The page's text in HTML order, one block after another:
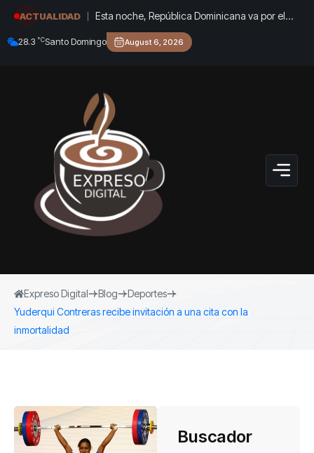
ACTUALIDAD
Esta noche, República Dominicana va por el
oro: Marileidy y Anabel, en vivo por Acento
28.3 °CSanto Domingo August 6, 2026
Expreso Digital Blog
Deportes
Yuderqui Contreras recibe invitación a una cita con la
inmortalidad
Buscador